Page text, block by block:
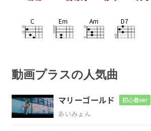
C Em Am D7
Bm7-5
湯
E
気が狭 いお
D
空 に
Am A#m
動画プラスの人気曲
マリーゴールド 初心者ver
あいみょん